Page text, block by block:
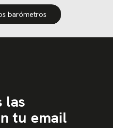
barómetros
las
tu email